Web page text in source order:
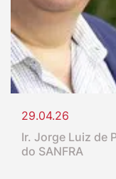
29.04.26
Ir. Jorge Luiz de
do SANFRA